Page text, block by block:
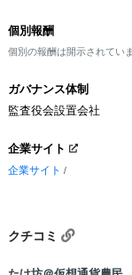
個別報酬
個別の報酬は開示されてい
ガバナンス体制
監査役会設置会社
企業サイト
企業サイト /
クチコミ